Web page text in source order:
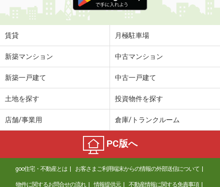
賃貸 月極駐車場
新築マンション 中古マンション
新築一戸建て 中古一戸建て
土地を探す 投資物件を探す
店舗/事業用 倉庫/トランクルーム
PC版へ
goo住宅・不動産とは お客さまご利用端末からの情報の外部送信について
物件に関するお問合せの流れ 情報提供元 不動産情報に関する免責事項